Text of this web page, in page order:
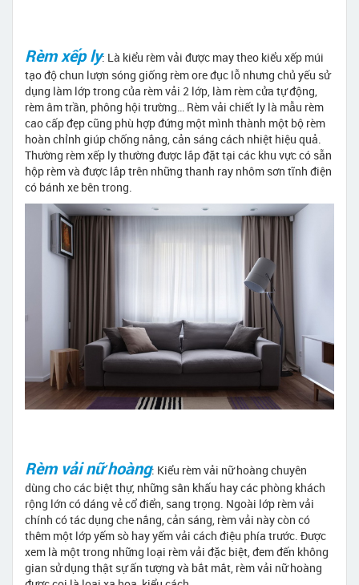
Rèm xếp ly: Là kiểu rèm vải được may theo kiểu xếp múi
tạo độ chun lượn sóng giống rèm ore đục lỗ nhưng chủ yếu sử
dụng làm lớp trong của rèm vải 2 lớp, làm rèm cửa tự động,
rèm âm trần, phông hội trường… Rèm vải chiết ly là mẫu rèm
cao cấp đẹp cũng phù hợp đứng một mình thành một bộ rèm
hoàn chỉnh giúp chống nắng, cản sáng cách nhiệt hiệu quả.
Thường rèm xếp ly thường được lắp đặt tại các khu vực có sẵn
hộp rèm và được lắp trên những thanh ray nhôm sơn tĩnh điện
có bánh xe bên trong.
Rèm vải nữ hoàng: Kiểu rèm vải nữ hoàng chuyên
dùng cho các biệt thự, những sân khấu hay các phòng khách
rộng lớn có dáng vẻ cổ điển, sang trọng. Ngoài lớp rèm vải
chính có tác dụng che nắng, cản sáng, rèm vải này còn có
thêm một lớp yếm sò hay yếm vải cách điệu phía trước. Được
xem là một trong những loại rèm vải đặc biệt, đem đến không
gian sử dụng thật sự ấn tượng và bắt mắt, rèm vải nữ hoàng